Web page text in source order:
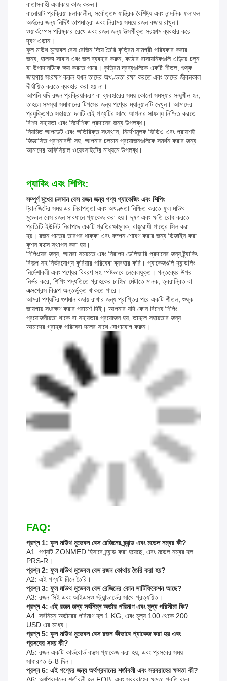
বাতাসবাহী এলাকায় কাজ করুন।
বানোয়াট প্রক্রিয়া চলাকালীন, সর্বোত্তম যান্ত্রিক বৈশিষ্ট্য এবং নান্দনিক ফলাফল
অর্জনের জন্য নির্দিষ্ট তাপমাত্রা এবং নিরাময় সময়ে রজন বজায় রাখুন।
ওয়ার্কস্পেস পরিষ্কার রেখে এবং রজন জন্য উত্সর্গীকৃত সরঞ্জাম ব্যবহার করে
দূষণ এড়ান।
ফুল মাউথ মুভেবল বেস রেজিন দিয়ে তৈরি কৃত্রিম সামগ্রী পরিষ্কার করার
জন্য, হালকা সাবান এবং জল ব্যবহার করুন, কঠোর রাসায়নিকগুলি এড়িয়ে চলুন
যা উপাদানটিকে ক্ষয় করতে পারে। কৃত্রিম দ্রব্যগুলিকে একটি শীতল, শুষ্ক
জায়গায় সংরক্ষণ করুন যখন তাদের অখণ্ডতা রক্ষা করতে এবং তাদের জীবনকাল
দীর্ঘায়িত করতে ব্যবহার করা হয় না।
আপনি যদি রজন প্রক্রিয়াকরণ বা ব্যবহারের সময় কোনো সমস্যার সম্মুখীন হন,
তাহলে সমস্যা সমাধানের টিপসের জন্য পণ্যের ম্যানুয়ালটি দেখুন। আমাদের
প্রযুক্তিগত সহায়তা দলটি এই পণ্যটির সাথে আপনার সাফল্য নিশ্চিত করতে
বিশদ সহায়তা এবং নির্দেশিকা প্রদানের জন্য উপলব্ধ।
নিয়মিত আপডেট এবং অতিরিক্ত সংস্থান, নির্দেশমূলক ভিডিও এবং প্রায়শই
জিজ্ঞাসিত প্রশ্নাবলী সহ, আপনার চলমান প্রয়োজনগুলিকে সমর্থন করার জন্য
আমাদের অফিসিয়াল ওয়েবসাইটের মাধ্যমে উপলব্ধ।
প্যাকিং এবং শিপিং:
সম্পূর্ণ মুখের চলমান বেস রজন জন্য পণ্য প্যাকেজিং এবং শিপিং
ট্রানজিটের সময় এর নিরাপত্তা এবং অখণ্ডতা নিশ্চিত করতে ফুল মাউথ
মুভেবল বেস রজন সাবধানে প্যাকেজ করা হয়। দূষণ এবং ক্ষতি রোধ করতে
প্রতিটি ইউনিট নিরাপদে একটি প্রতিরক্ষামূলক, বায়ুরোধী পাত্রে সিল করা
হয়। রজন পাত্রে তারপর ধাক্কা এবং কম্পন শোষণ করার জন্য ডিজাইন করা
কুশন বাক্সে স্থাপন করা হয়।
শিপিংয়ের জন্য, আমরা সময়মত এবং নিরাপদ ডেলিভারি প্রদানের জন্য ট্র্যাকিং
বিকল্প সহ নির্ভরযোগ্য কুরিয়ার পরিষেবা ব্যবহার করি। প্যাকেজগুলি হ্যান্ডলিং
নির্দেশাবলী এবং পণ্যের বিবরণ সহ স্পষ্টভাবে লেবেলযুক্ত। গন্তব্যের উপর
নির্ভর করে, শিপিং পদ্ধতিতে গ্রাহকের চাহিদা মেটাতে মানক, ত্বরান্বিত বা
এক্সপ্রেস বিকল্প অন্তর্ভুক্ত থাকতে পারে।
আমরা পণ্যটির গুণমান বজায় রাখার জন্য প্রাপ্তির পরে একটি শীতল, শুষ্ক
জায়গায় সংরক্ষণ করার পরামর্শ দিই। আপনার যদি কোন বিশেষ শিপিং
প্রয়োজনীয়তা থাকে বা সহায়তার প্রয়োজন হয়, তাহলে সহায়তার জন্য
আমাদের গ্রাহক পরিষেবা দলের সাথে যোগাযোগ করুন।
FAQ:
প্রশ্ন 1: ফুল মাউথ মুভেবল বেস রেজিনের ব্র্যান্ড এবং মডেল নম্বর কী?
A1: পণ্যটি ZONMED হিসাবে ব্র্যান্ড করা হয়েছে, এবং মডেল নম্বর হল
PRS-R।
প্রশ্ন 2: ফুল মাউথ মুভেবল বেস রজন কোথায় তৈরি করা হয়?
A2: এই পণ্যটি চীনে তৈরি।
প্রশ্ন 3: ফুল মাউথ মুভেবল বেস রেজিনের কোন সার্টিফিকেশন আছে?
A3: রজন সিই এবং আইএসও স্ট্যান্ডার্ডের সাথে প্রত্যয়িত।
প্রশ্ন 4: এই রজন জন্য সর্বনিম্ন অর্ডার পরিমাণ এবং মূল্য পরিসীমা কি?
A4: সর্বনিম্ন অর্ডারের পরিমাণ হল 1 KG, এবং মূল্য 100 থেকে 200
USD এর মধ্যে।
প্রশ্ন 5: ফুল মাউথ মুভেবল বেস রজন কীভাবে প্যাকেজ করা হয় এবং
প্রসবের সময় কী?
A5: রজন একটি কার্ডবোর্ড বাক্সে প্যাকেজ করা হয়, এবং প্রসবের সময়
সাধারণত 5-8 দিন।
প্রশ্ন 6: এই পণ্যের জন্য অর্থপ্রদানের শর্তাবলী এবং সরবরাহের ক্ষমতা কী?